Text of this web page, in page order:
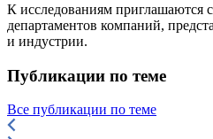
К исследованиям приглашаются
департаментов компаний,
и индустрии.
Публикации по теме
Все публикации по теме